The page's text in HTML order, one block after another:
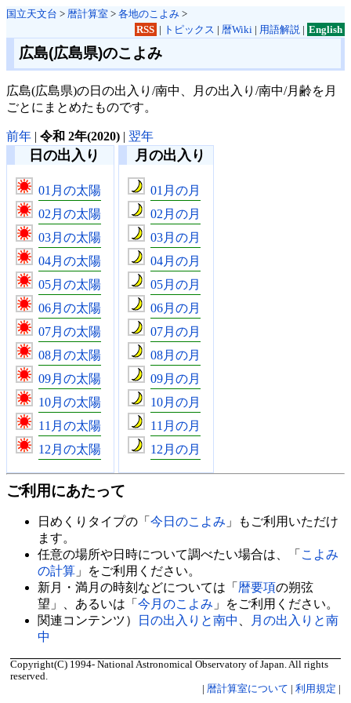
国立天文台 > 暦計算室 > 各地のこよみ >
RSS | トピックス | 暦Wiki| 用語解説| English
広島(広島県)のこよみ
広島(広島県)の日の出入り/南中、月の出入り/南中/月齢を月
ごとにまとめたものです。
前年 | 令和 2年(2020) | 翌年
日の出入り
01月の太陽
02月の太陽
03月の太陽
04月の太陽
05月の太陽
06月の太陽
07月の太陽
08月の太陽
09月の太陽
10月の太陽
11月の太陽
12月の太陽
月の出入り
01月の月
02月の月
03月の月
04月の月
05月の月
06月の月
07月の月
08月の月
09月の月
10月の月
11月の月
12月の月
ご利用にあたって
日めくりタイプの「 今日のこよみ 」もご利用いただけ
ます。
任意の場所や日時について調べたい場合は、「 こよみ
の計算 」をご利用ください。
新月・満月の時刻などについては「 暦要項の朔弦
望」、あるいは「 今月のこよみ 」をご利用ください。
関連コンテンツ）
日の出入りと南中
月の出入りと南
中
Copyright(C) 1994- National Astronomical Observatory of Japan. All rights
reserved.
| 暦計算室について | 利用規定 |